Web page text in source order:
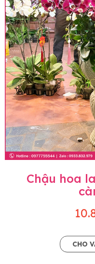
Chậu hoa
CHO